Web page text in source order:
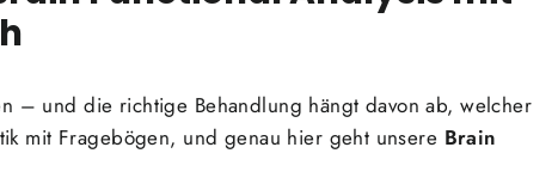
– und die richtige Behandlung hängt davon ab, welcher
mit Fragebögen, und genau hier geht unsere Brain